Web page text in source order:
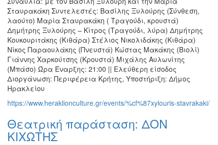
ΑΝΘΕΚΤΙΚΗ
ΠΟΛΗ
Σταυρακάκη Συντελεστές: Βασίλης Ξυλούρης (Σύνθεση,
λαούτο) Μαρία Σταυρακάκη ( Τραγούδι, κρουστά)
Δημήτρης Ξυλούρης – Κίτρος (Τραγούδι, λύρα) Δημήτρης
Κουκουριτάκης (Κιθάρα) Στέλιος Νικολιδάκης (Κιθάρα)
Νίκος Παραουλάκης (Πνευστά) Κώστας Μακάκης (Βιολί)
Γιάννης Χαρκούτσης (Κρουστά) Μιχάλης Αυλωνίτης
(Μπάσο) Ώρα Έναρξης: 21:00 || Ελεύθερη είσοδος
Διοργάνωση: Περιφέρεια Κρήτης, Υποστήριξη: Δήμος
Ηρακλείου
https://www.heraklionculture.gr/events/%cf%87xylouris-stavrakaki/
Θεατρική παράσταση: ΔΟΝ
ΚΙΧΩΤΗΣ